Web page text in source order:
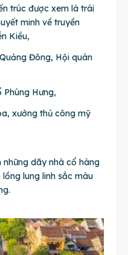
trúc được xem là trái
minh về truyền
Kiều,
Đông, Hội quán
Phùng Hưng,
xưởng thủ công mỹ
dãy nhà cổ hàng
lung linh sắc màu